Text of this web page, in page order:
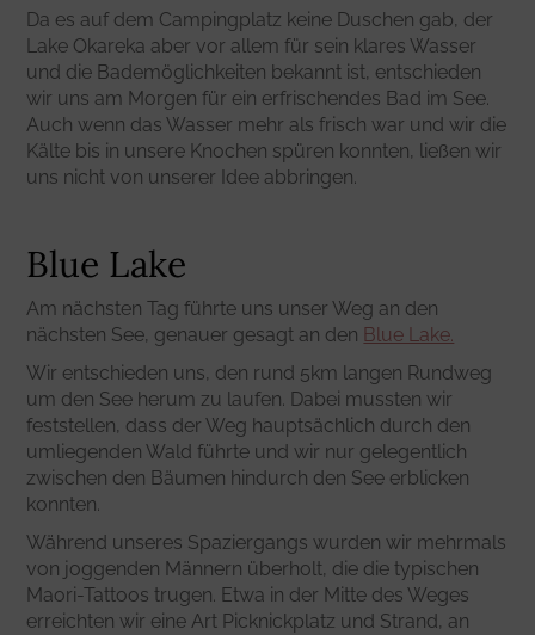
Da es auf dem Campingplatz keine Duschen gab, der
Lake Okareka aber vor allem für sein klares Wasser
und die Bademöglichkeiten bekannt ist, entschieden
wir uns am Morgen für ein erfrischendes Bad im See.
Auch wenn das Wasser mehr als frisch war und wir die
Kälte bis in unsere Knochen spüren konnten, ließen wir
uns nicht von unserer Idee abbringen.
Blue Lake
Am nächsten Tag führte uns unser Weg an den
nächsten See, genauer gesagt an den Blue Lake.
Wir entschieden uns, den rund 5km langen Rundweg
um den See herum zu laufen. Dabei mussten wir
feststellen, dass der Weg hauptsächlich durch den
umliegenden Wald führte und wir nur gelegentlich
zwischen den Bäumen hindurch den See erblicken
konnten.
Während unseres Spaziergangs wurden wir mehrmals
von joggenden Männern überholt, die die typischen
Maori-Tattoos trugen. Etwa in der Mitte des Weges
erreichten wir eine Art Picknickplatz und Strand, an